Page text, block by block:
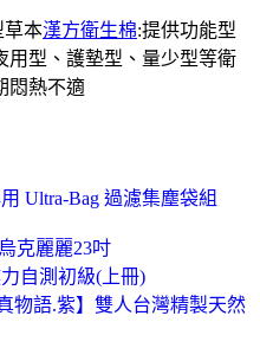
草本漢方衛生棉:提供功能型
用型、護墊型、量少型等衛
悶熱不適
Ultra-Bag 過濾集塵袋組
克麗麗23吋
自測初級(上冊)
物語.紫】雙人台灣精製天然